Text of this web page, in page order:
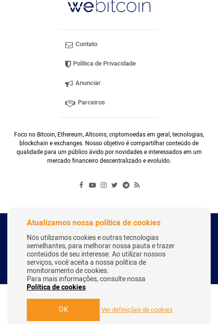
Contato
Política de Privacidade
Anunciar
Parceiros
Foco no Bitcoin, Ethereum, Altcoins, criptomoedas em geral, tecnologias,
blockchain e exchanges. Nosso objetivo é compartilhar conteúdo de
qualidade para um público ávido por novidades e interessados em um
mercado financeiro descentralizado e evoluído.
Copyright Webitcoin 2018 - Todos os Direitos Reservados
Desenvolvido por: Herick Correa
Atualizamos nossa política de cookies
Nós utilizamos cookies e outras tecnologias
semelhantes, para melhorar nossa pauta e trazer
conteúdos de seu interesse. Ao utilizar nossos
serviços, você aceita a nossa política de
monitoramento de cookies.
Para mais informações, consulte nossa
Política de cookies
OK Ver definições de cookies